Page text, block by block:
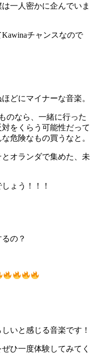
一人密かに企んでいま
チャンスなので
どにマイナーな音楽。
のなら、一緒に行った
をくらう可能性だって
危険なもの買うなと。
オランダで集めた、未
ょう！！！
の？
いと感じる音楽です！
ひ一度体験してみてく